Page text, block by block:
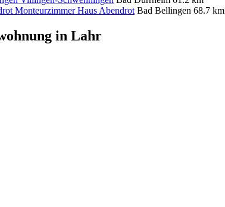
Monteurzimmer Haus Abendrot Bad Bellingen 68.7 km
in Lahr